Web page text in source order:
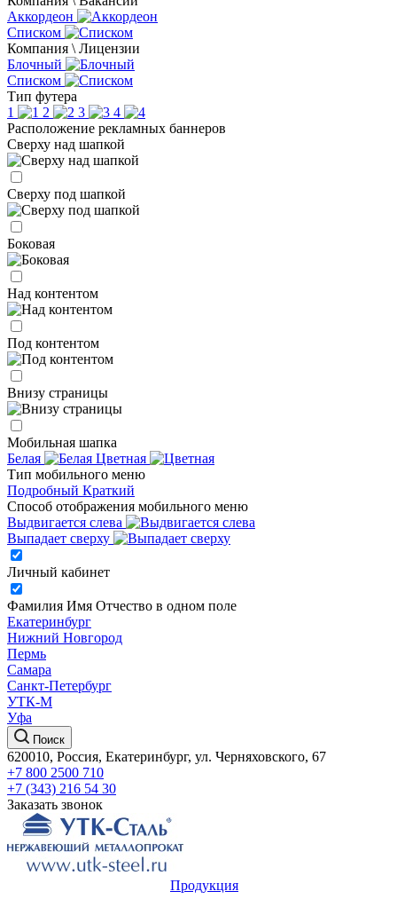
Аккордеон
Списком
Компания \ Лицензии
Блочный
Списком
Тип футера
1
2 3
4
Расположение рекламных баннеров
Сверху над шапкой
Сверху под шапкой
Боковая
Над контентом
Под контентом
Внизу страницы
Мобильная шапка
Белая
Цветная
Тип мобильного меню
Подробный Краткий
Способ отображения мобильного меню
Выдвигается слева
Выпадает сверху
Личный кабинет
Фамилия Имя Отчество в одном поле
Екатеринбург
Нижний Новгород
Пермь
Самара
Санкт-Петербург
УТК-М
Уфа
Поиск
620010, Россия, Екатеринбург, ул. Черняховского, 67
+7 800 2500 710
+7 (343) 216 54 30
Заказать звонок
Продукция